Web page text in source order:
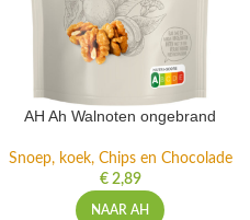
AH Ah Walnoten ongebrand
Snoep, koek, Chips en Chocolade
€2,89
NAAR AH